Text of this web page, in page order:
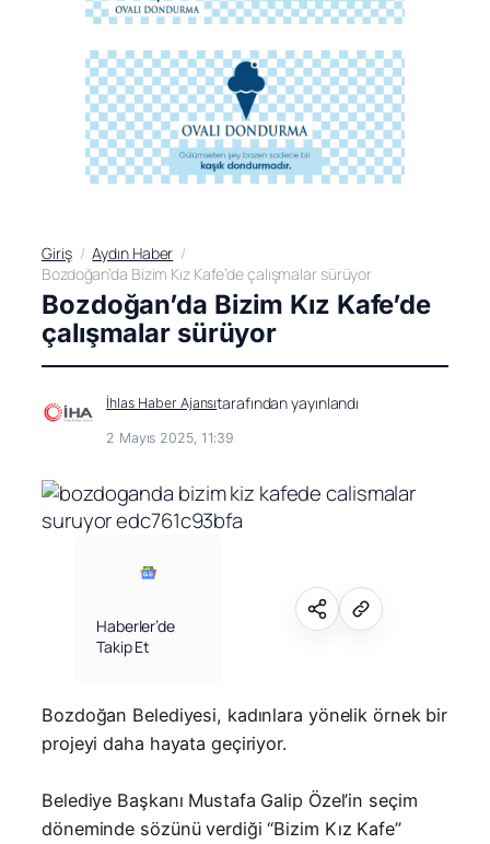
Giriş
Aydın Haber
Bozdoğan’da Bizim Kız Kafe’de çalışmalar sürüyor
Bozdoğan’da Bizim Kız Kafe’de
çalışmalar sürüyor
İhlas Haber Ajansıtarafından yayınlandı
2 Mayıs 2025, 11:39
Haberler’de
Takip Et
Bozdoğan Belediyesi, kadınlara yönelik örnek bir
projeyi daha hayata geçiriyor.
Belediye Başkanı Mustafa Galip Özel’in seçim
döneminde sözünü verdiği “Bizim Kız Kafe”